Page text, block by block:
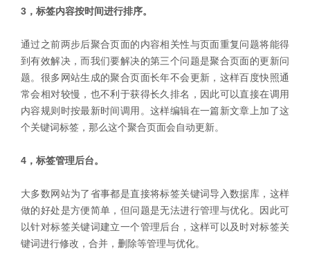
3，标签内容按时间进行排序。
通过之前两步后聚合页面的内容相关性与页面重复问题将能得
到有效解决，而我们要解决的第三个问题是聚合页面的更新问
题。很多网站生成的聚合页面长年不会更新，这样百度快照通
常会相对较慢，也不利于获得长久排名，因此可以直接在调用
内容规则时按最新时间调用。这样编辑在一篇新文章上加了这
个关键词标签，那么这个聚合页面会自动更新。
4，标签管理后台。
大多数网站为了省事都是直接将标签关键词导入数据库，这样
做的好处是方便简单，但问题是无法进行管理与优化。因此可
以针对标签关键词建立一个管理后台，这样可以及时对标签关
键词进行修改，合并，删除等管理与优化。